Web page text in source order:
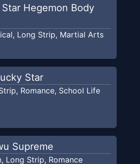
Hegemon Body
, Long Strip, Martial Arts
Star
, Romance, School Life
Supreme
, Long Strip, Romance